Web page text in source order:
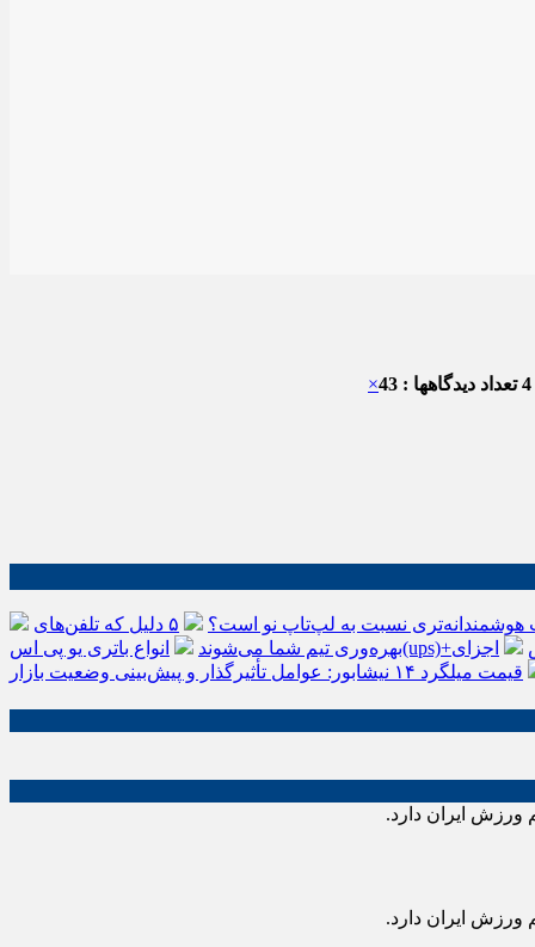
تعداد دیدگاهها : 43 ×
هوشمندانه‌تری نسبت به لپ‌تاپ نو است؟
۵ دلیل که تلفن‌های IP سیسکو باعث افزایش
بهره‌وری تیم شما می‌شوند
اجزای
قیمت میلگرد ۱۴ نیشابور: عوامل تأثیرگذار و پیش‌بینی وضعیت بازار
ورزش ایران دارد.
ورزش ایران دارد.